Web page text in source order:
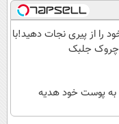
را از پیری نجات دهید!با
جلبک
به پوست خود هدیه